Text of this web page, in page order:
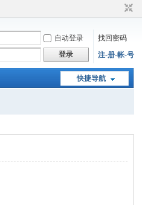
自动登录
找回密码
登录 注-册-帐-号
快捷导航